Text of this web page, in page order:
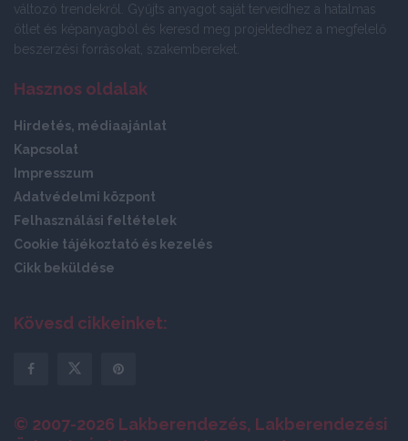
változó trendekről. Gyűjts anyagot saját terveidhez a hatalmas
ötlet és képanyagból és keresd meg projektedhez a megfelelő
beszerzési forrásokat, szakembereket.
Hasznos oldalak
Hirdetés, médiaajánlat
Kapcsolat
Impresszum
Adatvédelmi központ
Felhasználási feltételek
Cookie tájékoztató és kezelés
Cikk beküldése
Kövesd cikkeinket:
© 2007-2026 Lakberendezés, Lakberendezési